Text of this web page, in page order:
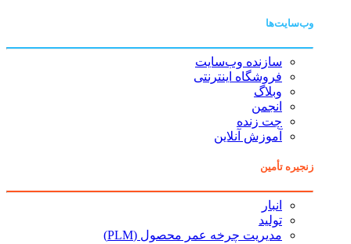
وب‌سایت‌ها
سازنده وب‌سایت
فروشگاه اینترنتی
وبلاگ
انجمن
چت زنده
آموزش آنلاین
زنجیره تأمین
انبار
تولید
مدیریت چرخه عمر محصول (PLM)